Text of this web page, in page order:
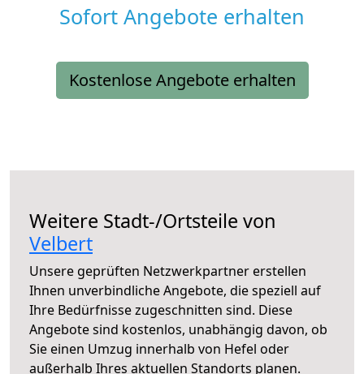
Sofort Angebote erhalten
Kostenlose Angebote erhalten
Weitere Stadt-/Ortsteile von
Velbert
Unsere geprüften Netzwerkpartner erstellen
Ihnen unverbindliche Angebote, die speziell auf
Ihre Bedürfnisse zugeschnitten sind. Diese
Angebote sind kostenlos, unabhängig davon, ob
Sie einen Umzug innerhalb von Hefel oder
außerhalb Ihres aktuellen Standorts planen.